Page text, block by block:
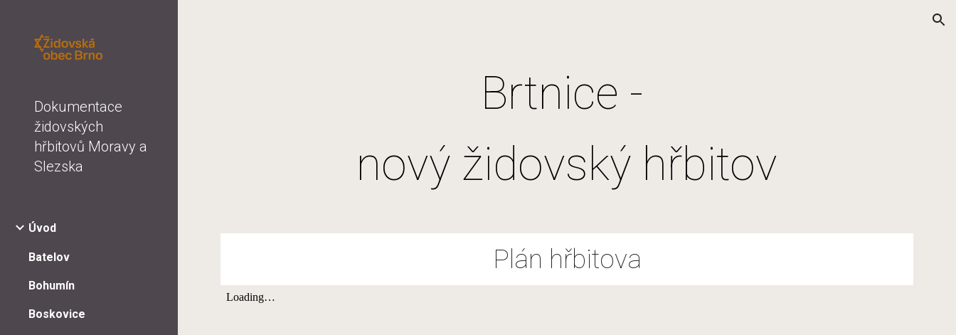
Dokumentace
židovských
hřbitovů Moravy a
Slezska
Úvod
Batelov
Bohumín
Boskovice
Brtnice -
nový židovský hřbitov
Plán hřbitova